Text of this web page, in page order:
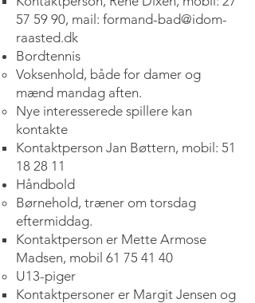
57 59 90, mail: formand-bad@idom-
raasted.dk
Bordtennis
Voksenhold, både for damer og
mænd mandag aften.
Nye interesserede spillere kan
kontakte
Kontaktperson Jan Bøttern, mobil: 51
18 28 11
Håndbold
Børnehold, træner om torsdag
eftermiddag.
Kontaktperson er Mette Armose
Madsen, mobil 61 75 41 40
U13-piger
Kontaktpersoner er Margit Jensen og